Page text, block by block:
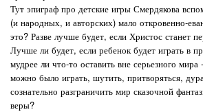
Тут эпиграф про детские игры Смердякова
(и народных, и авторских) мало откровенно-
это? Разве лучше будет, если Христос станет
Лучше ли будет, если ребенок будет играть в
мудрее ли что-то оставить вне серьезного
можно было играть, шутить, притворяться,
сознательно разграничить мир сказочной
веры?